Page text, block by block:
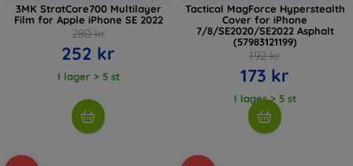
3MK StratCore700 Multilayer
Film for Apple iPhone SE 2022
280 kr
252 kr
I lager > 5 st
Tactical MagForce Hyperstealth
Cover for iPhone
7/8/SE2020/SE2022 Asphalt
(57983121199)
192 kr
173 kr
I lager > 5 st